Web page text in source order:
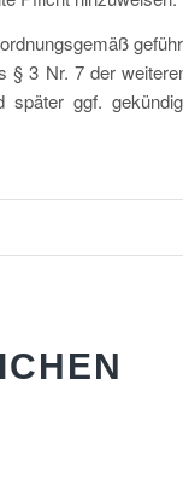
§ 3 Nr. 7 der
später ggf.